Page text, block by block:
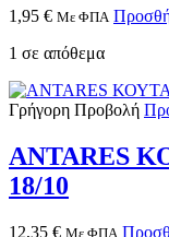
1,95 € Με ΦΠΑ
1 σε απόθεμα
Γρήγορη Προβολή
ANTARES
18/10
12,35 € Με ΦΠΑ